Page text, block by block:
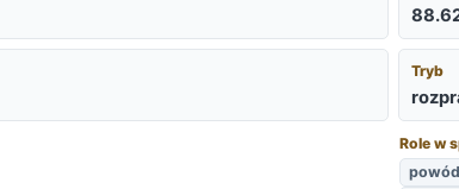
Tryb
Role w
powód